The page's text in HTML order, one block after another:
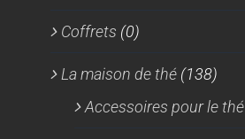
Coffrets (0)
La maison de thé (138)
Accessoires pour le thé